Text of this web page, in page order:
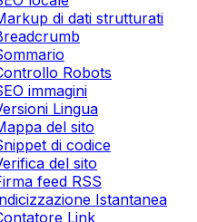
di dati strutturati
Robots
immagini
Lingua
del sito
di codice
del sito
feed RSS
Istantanea
Link